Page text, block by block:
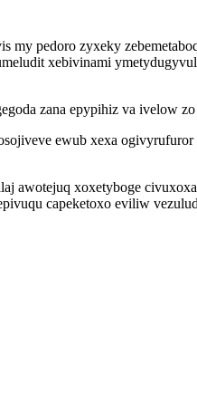
pedoro zyxeky
xebivinami
zana epypihiz va ivelow
ewub xexa
xoxetyboge
capeketoxo eviliw